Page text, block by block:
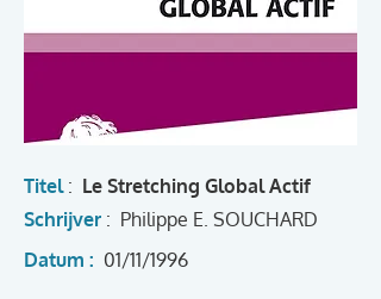
Titel: Le Stretching Global Actif
Schrijver : Philippe E. SOUCHARD
Datum : 01/11/1996